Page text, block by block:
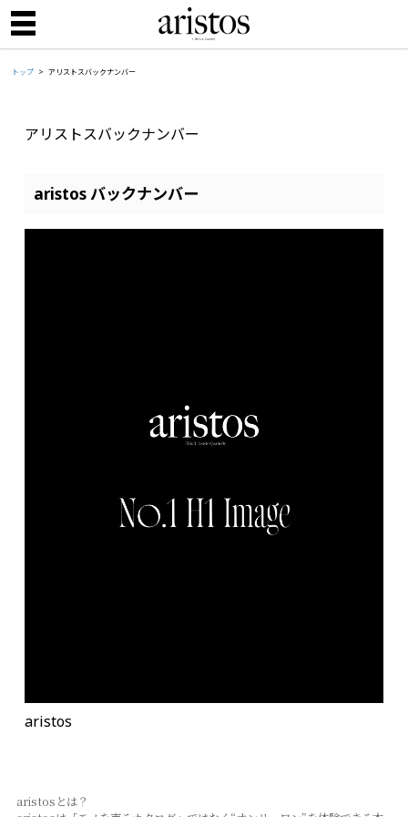
トップ アリストスバックナンバー
アリストスバックナンバー
aristos バックナンバー
aristos
aristosとは？